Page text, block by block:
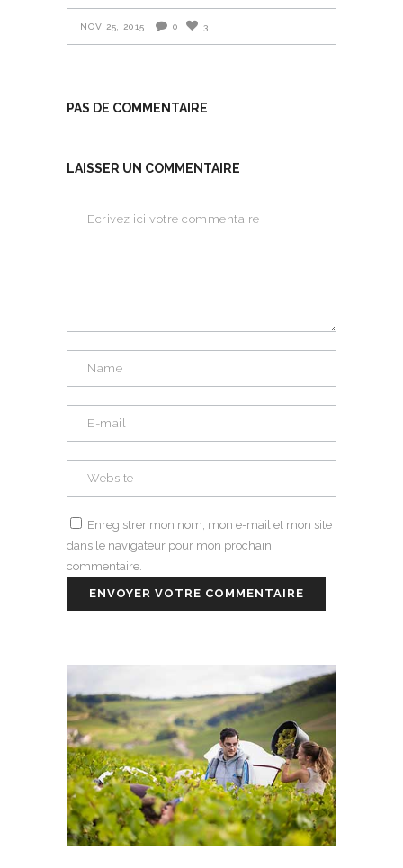
NOV 25, 2015 0 3
PAS DE COMMENTAIRE
LAISSER UN COMMENTAIRE
Enregistrer mon nom, mon e-mail et mon site
dans le navigateur pour mon prochain
commentaire.